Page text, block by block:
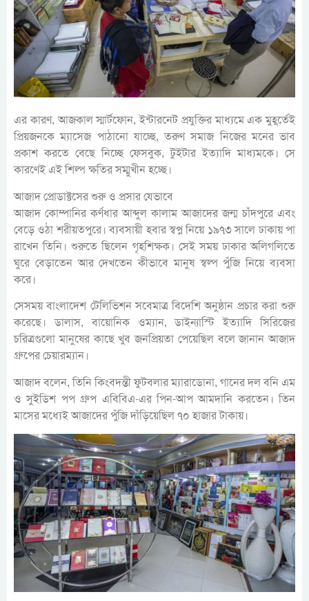
এর কারণ, আজকাল স্মার্টফোন, ইন্টারনেট প্রযুক্তির মাধ্যমে এক মুহূর্তেই
প্রিয়জনকে ম্যাসেজ পাঠানো যাচ্ছে, তরুণ সমাজ নিজের মনের ভাব
প্রকাশ করতে বেছে নিচ্ছে ফেসবুক, টুইটার ইত্যাদি মাধ্যমকে। সে
কারণেই এই শিল্প ক্ষতির সম্মুখীন হচ্ছে।
আজাদ প্রোডাক্টসের শুরু ও প্রসার যেভাবে
আজাদ কোম্পানির কর্ণধার আব্দুল কালাম আজাদের জন্ম চাঁদপুরে এবং
বেড়ে ওঠা শরীয়তপুরে। ব্যবসায়ী হবার স্বপ্ন নিয়ে ১৯৭৩ সালে ঢাকায় পা
রাখেন তিনি। শুরুতে ছিলেন গৃহশিক্ষক। সেই সময় ঢাকার অলিগলিতে
ঘুরে বেড়াতেন আর দেখতেন কীভাবে মানুষ স্বল্প পুঁজি নিয়ে ব্যবসা
করে।
সেসময় বাংলাদেশ টেলিভিশন সবেমাত্র বিদেশি অনুষ্ঠান প্রচার করা শুরু
করেছে। ডালাস, বায়োনিক ওম্যান, ডাইন্যাস্টি ইত্যাদি সিরিজের
চরিত্রগুলো মানুষের কাছে খুব জনপ্রিয়তা পেয়েছিল বলে জানান আজাদ
গ্রুপের চেয়ারম্যান।
আজাদ বলেন, তিনি কিংবদন্তী ফুটবলার ম্যারাডোনা, গানের দল বনি এম
ও সুইডিশ পপ গ্রুপ এবিবিএ-এর পিন-আপ আমদানি করতেন। তিন
মাসের মধ্যেই আজাদের পুঁজি দাঁড়িয়েছিল ৭০ হাজার টাকায়।